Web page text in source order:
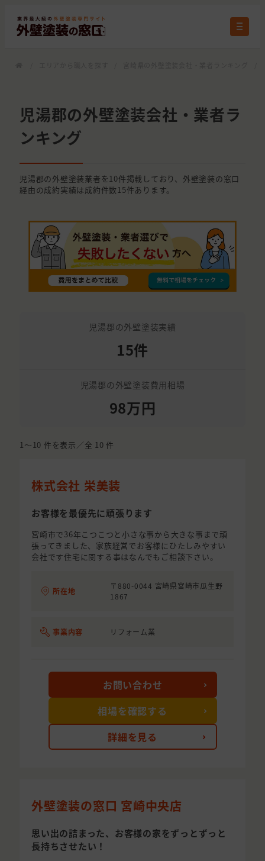
児湯郡の外壁塗装会社・業者ラ
ンキング
児湯郡の外壁塗装業者を10件掲載しており、外壁塗装の窓口
経由の成約実績は成約件数15件あります。
児湯郡の外壁塗装実績
15件
児湯郡の外壁塗装費用相場
98万円
1〜10 件を表示／全 10 件
株式会社 栄美装
お客様を最優先に頑張ります
宮崎市で36年こつこつと小さな事から大きな事まで頑
張ってきました、家族経営でお客様にひたしみやすい
会社です住宅に関する事はなんでもご相談下さい。
所在地
〒880-0044 宮崎県宮崎市瓜生野
1867
事業内容 リフォーム業
詳細を見る
お問い合わせ
相場を確認する
外壁塗装の窓口 宮崎中央店
思い出の詰まった、お客様の家をずっとずっと
長持ちさせたい！